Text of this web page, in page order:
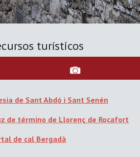
turísticos
de Sant Abdó i Sant Senén
de término de Llorenç de Rocafort
de cal Bergadà